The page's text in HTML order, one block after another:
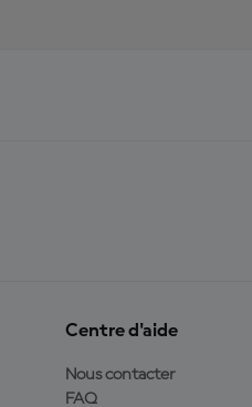
Centre d'aide
Nous contacter
FAQ